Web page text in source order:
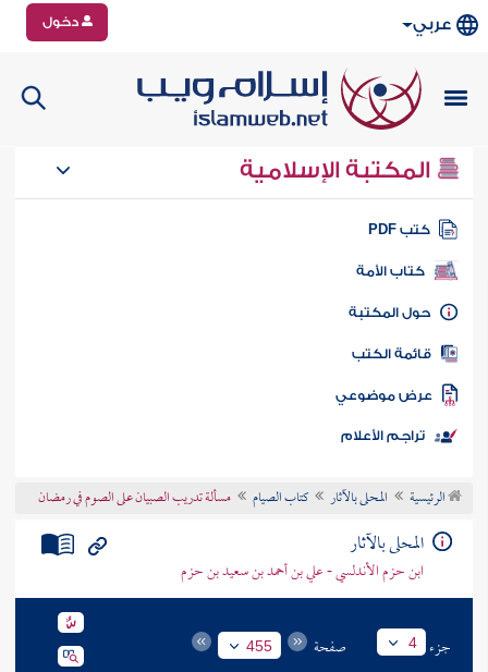
عربي دخول
المكتبة الإسلامية
كتب PDF
كتاب الأمة
المكتبة
الكتب
موضوعي
تراجم الأعلام
الرئيسية المحلى بالآثار كتاب الصيام مسألة تدريب الصبيان على الصوم في رمضان
المحلى بالآثار
ابن حزم الأندلسي - علي بن أحمد بن سعيد بن حزم
جزء 4 صفحة 455